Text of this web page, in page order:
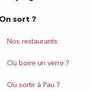
On sort ?
Nos restaurants
Où boire un verre ?
Où sortir à Pau ?